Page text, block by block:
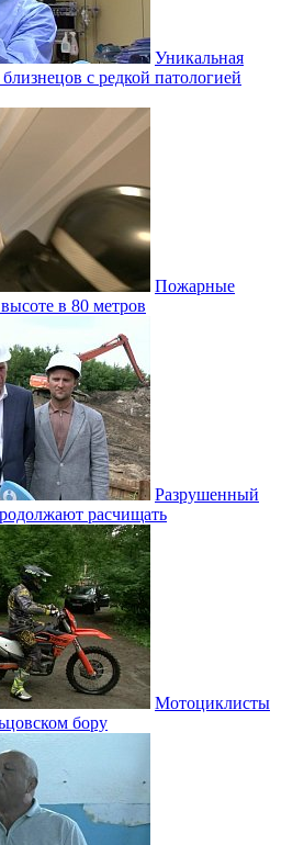
Уникальная
с редкой патологией
Пожарные
в 80 метров
Разрушенный
расчищать
Мотоциклисты
бору